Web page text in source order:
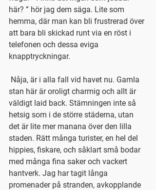
här? ” hör jag dem säga. Lite som
hemma, där man kan bli frustrerad över
att bara bli skickad runt via en röst i
telefonen och dessa eviga
knapptryckningar.
stan här är oroligt charmig och allt är
väldigt laid back. Stämningen inte så
hetsig som i de större städerna, utan
det är lite mer manana över den lilla
staden. Rätt många turister, en hel del
hippies, fiskare, och såklart små bodar
med många fina saker och vackert
hantverk. Jag har tagit långa
promenader på stranden, avkopplande